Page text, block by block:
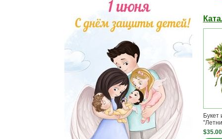
Букет
$35.00